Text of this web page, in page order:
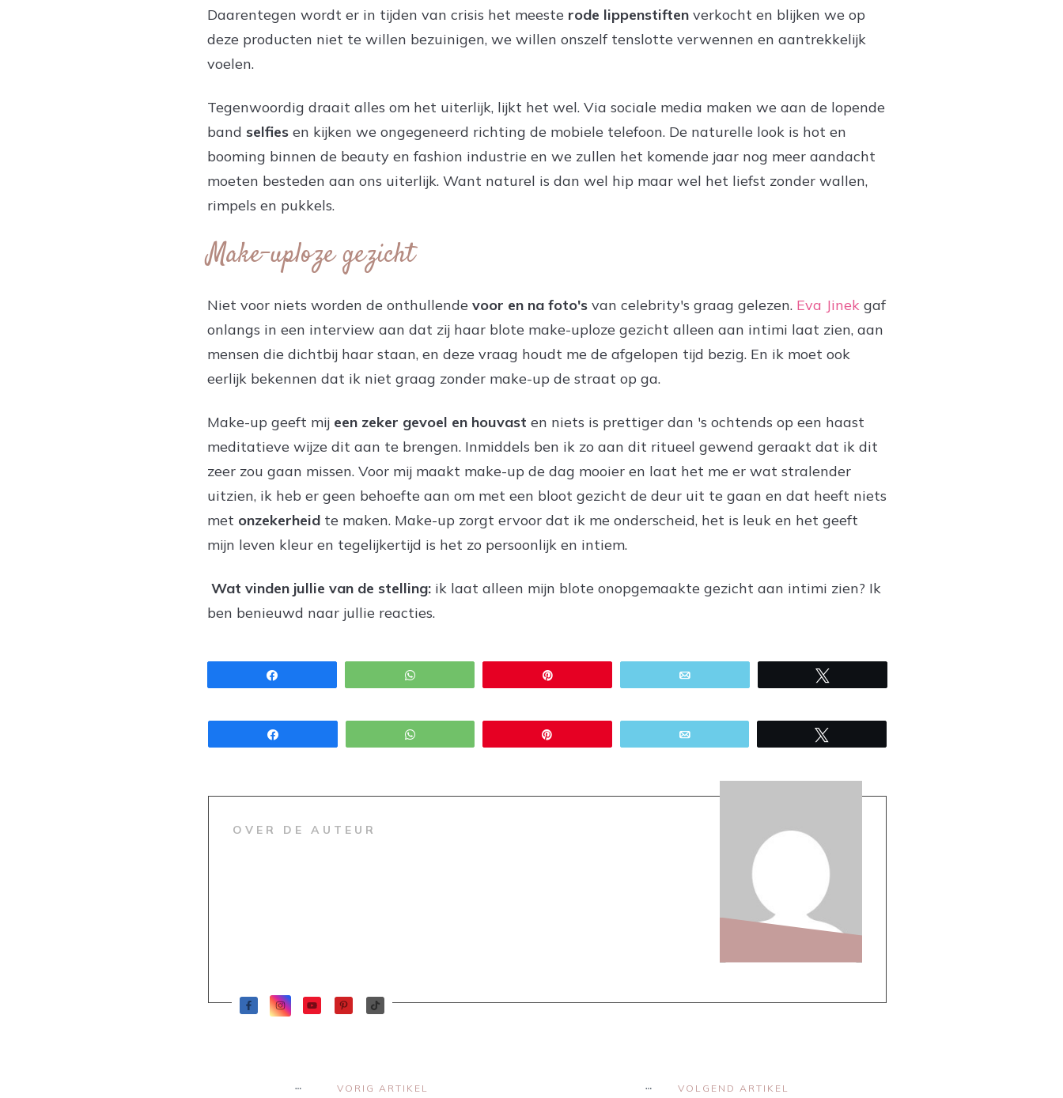
Daarentegen wordt er in tijden van crisis het meeste rode lippenstiften verkocht en blijken we op
deze producten niet te willen bezuinigen, we willen onszelf tenslotte verwennen en aantrekkelijk
voelen.
Tegenwoordig draait alles om het uiterlijk, lijkt het wel. Via sociale media maken we aan de lopende
band selfies en kijken we ongegeneerd richting de mobiele telefoon. De naturelle look is hot en
booming binnen de beauty en fashion industrie en we zullen het komende jaar nog meer aandacht
moeten besteden aan ons uiterlijk. Want naturel is dan wel hip maar wel het liefst zonder wallen,
rimpels en pukkels.
Make-uploze gezicht
Niet voor niets worden de onthullende voor en na foto's van celebrity's graag gelezen. Eva Jinek gaf
onlangs in een interview aan dat zij haar blote make-uploze gezicht alleen aan intimi laat zien, aan
mensen die dichtbij haar staan, en deze vraag houdt me de afgelopen tijd bezig. En ik moet ook
eerlijk bekennen dat ik niet graag zonder make-up de straat op ga.
Make-up geeft mij een zeker gevoel en houvast en niets is prettiger dan 's ochtends op een haast
meditatieve wijze dit aan te brengen. Inmiddels ben ik zo aan dit ritueel gewend geraakt dat ik dit
zeer zou gaan missen. Voor mij maakt make-up de dag mooier en laat het me er wat stralender
uitzien, ik heb er geen behoefte aan om met een bloot gezicht de deur uit te gaan en dat heeft niets
met onzekerheid te maken. Make-up zorgt ervoor dat ik me onderscheid, het is leuk en het geeft
mijn leven kleur en tegelijkertijd is het zo persoonlijk en intiem.
Wat vinden jullie van de stelling: ik laat alleen mijn blote onopgemaakte gezicht aan intimi zien? Ik
ben benieuwd naar jullie reacties.
OVER DE AUTEUR
VORIG ARTIKEL VOLGEND ARTIKEL